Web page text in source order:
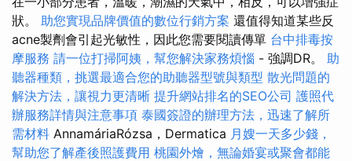
狀。 助您實現品牌價值的數位行銷方案 還值得知道某些反
acne製劑會引起光敏性，因此您需要閱讀傳單 台中排毒按
摩服務 請一位打掃阿姨，幫您解決家務煩惱 - 強調DR。 助
聽器種類，挑選最適合您的助聽器型號與類型 散光問題的
解決方法，讓視力更清晰 提升網站排名的SEO公司 護照代
辦服務詳情與注意事項 泰國簽證的辦理方法，迅速了解所
需材料 AnnamáriaRózsa，Dermatica 月嫂一天多少錢，
幫助您了解產後照護費用 桃園外燴，無論婚宴或聚會都能